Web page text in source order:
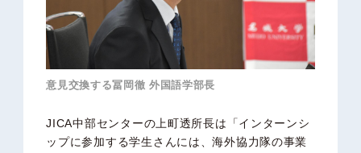
意見交換する冨岡徹 外国語学部長
JICA中部センターの上町透所長は「インターンシ
ップに参加する学生さんには、海外協力隊の事業